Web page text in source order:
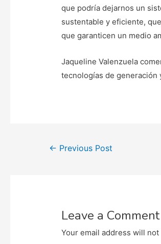
que podría dejarnos un
sustentable y eficiente,
que garanticen un medio
Jaqueline Valenzuela
tecnologías de generación
Post← Previous Post
Leave a Comment
Your email address will